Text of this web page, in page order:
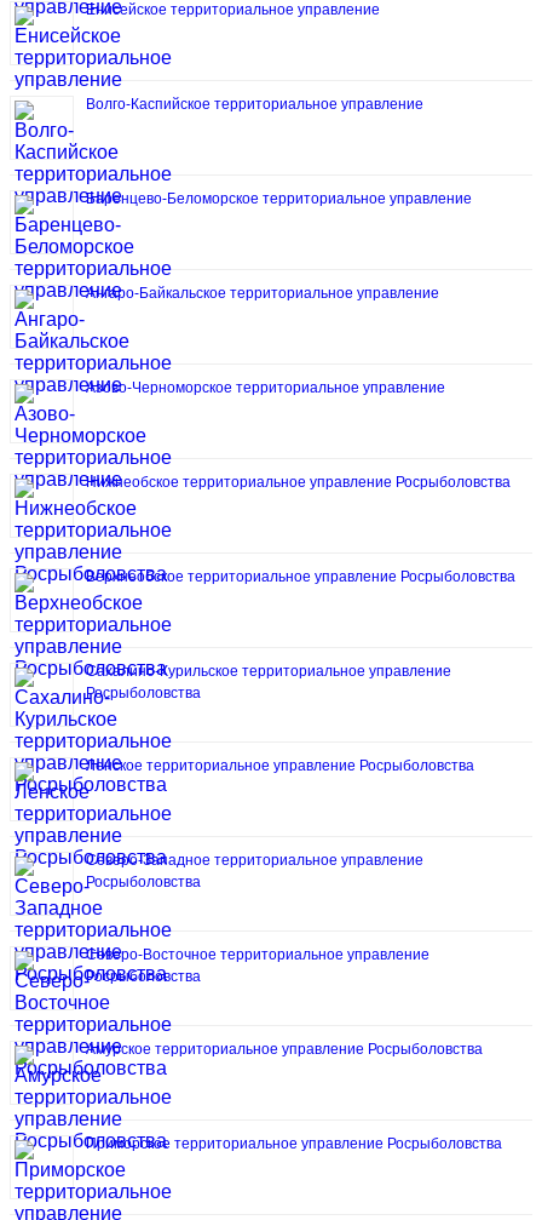
Енисейское территориальное управление
Волго-Каспийское территориальное управление
Баренцево-Беломорское территориальное управление
Ангаро-Байкальское территориальное управление
Азово-Черноморское территориальное управление
Нижнеобское территориальное управление Росрыболовства
Верхнеобское территориальное управление Росрыболовства
Сахалино-Курильское территориальное управление
Росрыболовства
Ленское территориальное управление Росрыболовства
Северо-Западное территориальное управление
Росрыболовства
Северо-Восточное территориальное управление
Росрыболовства
Амурское территориальное управление Росрыболовства
Приморское территориальное управление Росрыболовства